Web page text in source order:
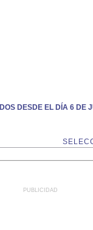
DESDE EL DÍA 6 DE
PUBLICIDAD